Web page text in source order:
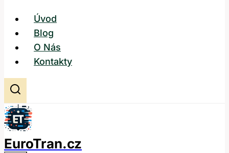
Úvod
Blog
O Nás
Kontakty
EuroTran.cz